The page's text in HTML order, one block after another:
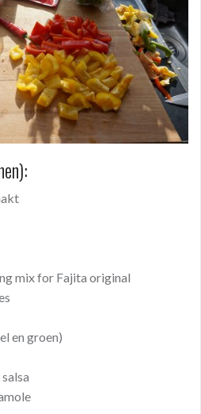
mix for Fajita original
en groen)